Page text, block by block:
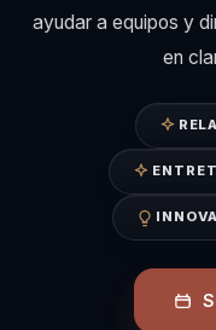
ayudar a equipos y
en